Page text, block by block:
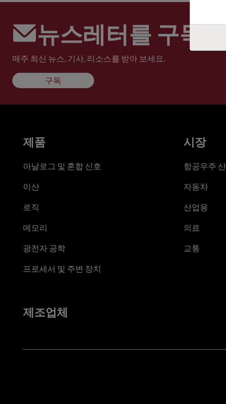
뉴스레터를 구독하
매주 최신 뉴스, 기사, 리소스를 받아 보세요.
구독
제품
아날로그 및 혼합 신호
이산
로직
메모리
광전자 공학
프로세서 및 주변 장치
시장
항공우주
자동차
산업용
의료
교통
제조업체